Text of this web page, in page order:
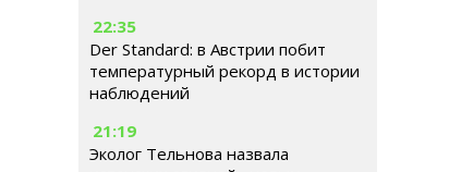
22:35
Der Standard: в Австрии побит
температурный рекорд в истории
наблюдений
21:19
Эколог Тельнова назвала